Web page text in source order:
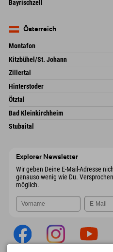
Deutschland
82490 Farchant
Bayrischzell
Deutschland
Österreich
Montafon
Dorfstr. 127b
6793 Gaschurn/Montafon
Österreich
Kitzbühel/St. Johann
Speckbacherstraße 87
Österreich
Zillertal
Schmiedau 2
6272 Kaltenbach im Zillertal
Österreich
Hinterstoder
Freizeitpark 10
Österreich
Ötztal
Gscheat 14
6441 Umhausen
Österreich
Bad Kleinkirchheim
Dorfstraße 24
Stubaital
Explorer Newsletter
Wir geben Deine E-Mail-Adresse
genauso wenig wie Du.
möglich.